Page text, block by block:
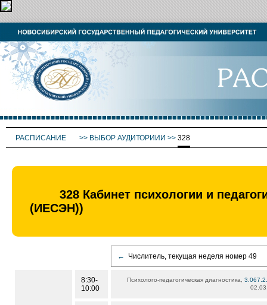
РАСПИСАНИЕ >> ВЫБОР АУДИТОРИИИ >> 328
328 Кабинет психологии и
(ИЕСЭН))
← Числитель, текущая неделя номер 49
8:30-
10:00
Психолого-педагогическая диагностика,